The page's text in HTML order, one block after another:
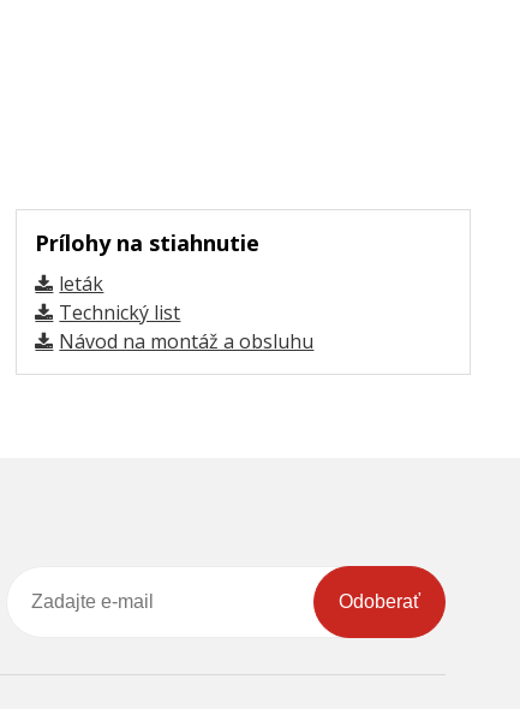
Prílohy na stiahnutie
leták
Technický list
Návod na montáž a obsluhu
Odoberať